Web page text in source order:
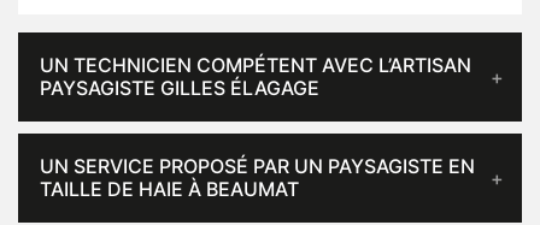
UN TECHNICIEN COMPÉTENT AVEC L’ARTISAN
PAYSAGISTE GILLES ÉLAGAGE
UN SERVICE PROPOSÉ PAR UN PAYSAGISTE EN
TAILLE DE HAIE À BEAUMAT